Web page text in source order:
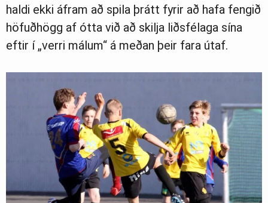
haldi ekki áfram að spila þrátt fyrir að hafa fengið
höfuðhögg af ótta við að skilja liðsfélaga sína
eftir í „verri málum“ á meðan þeir fara útaf.